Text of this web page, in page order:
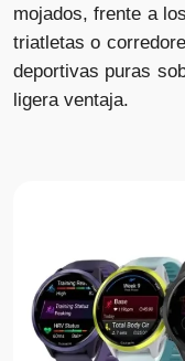
mojados, frente a
triatletas o
deportivas puras
ligera ventaja.